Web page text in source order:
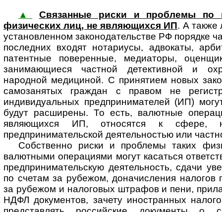
▲
Связанные риски и проблемы по
физических лиц, не являющихся ИП. А также
установленном законодательстве РФ порядке
последних входят нотариусы, адвокаты,
патентные поверенные, медиаторы,
занимающиеся частной детективной и
народной медициной. С принятием новых
самозанятых граждан с правом не
индивидуальных предпринимателей (ИП)
будут расширены. То есть, валютные
являющихся ИП, относятся к сфере,
предпринимательской деятельностью или
Собственно риски и проблемы таких
валютными операциями могут касаться
предпринимательскую деятельность, сдачи
по счетам за рубежом, доначисления налогов
за рубежом и налоговых штрафов и пени,
НДФЛ документов, зачету иностранных